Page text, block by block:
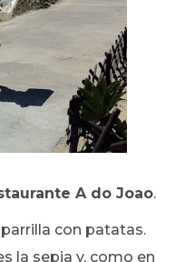
A do Joao.
con patatas.
la sepia y, como en